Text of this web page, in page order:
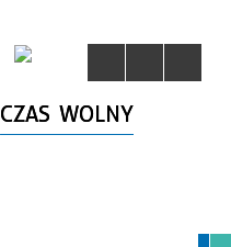
CZAS WOLNY